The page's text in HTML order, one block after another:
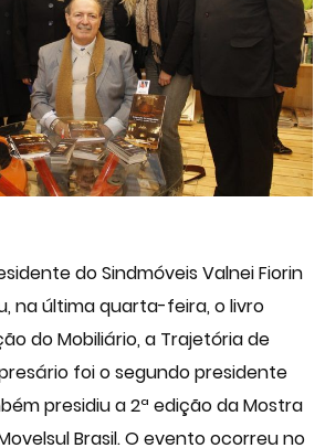
do Sindmóveis Valnei Fiorin
na última quarta-feira, o livro
do Mobiliário, a Trajetória de
foi o segundo presidente
presidiu a 2ª edição da Mostra
Brasil. O evento ocorreu no